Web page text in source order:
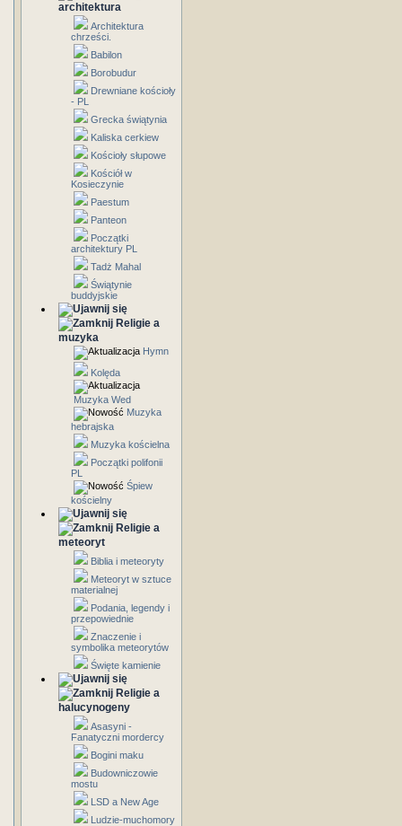
architektura
Architektura
chrześci.
Babilon
Borobudur
Drewniane kościoły
- PL
Grecka świątynia
Kaliska cerkiew
Kościoły słupowe
Kościół w
Kosieczynie
Paestum
Panteon
Początki
architektury PL
Tadż Mahal
Świątynie
buddyjskie
Religie a
muzyka
Hymn
Kolęda
Muzyka Wed
Muzyka
hebrajska
Muzyka kościelna
Początki polifonii
PL
Śpiew
kościelny
Religie a
meteoryt
Biblia i meteoryty
Meteoryt w sztuce
materialnej
Podania, legendy i
przepowiednie
Znaczenie i
symbolika meteorytów
Święte kamienie
Religie a
halucynogeny
Asasyni -
Fanatyczni mordercy
Bogini maku
Budowniczowie
mostu
LSD a New Age
Ludzie-muchomory